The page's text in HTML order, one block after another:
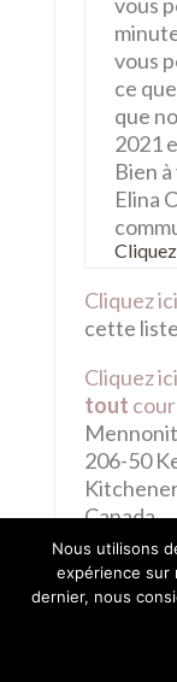
vous
ce
que
2021
Bien
Elina
Cliquez
cette
Cliquez
tout
206-50
Canada
Nous utilisons
expérience sur
dernier, nous